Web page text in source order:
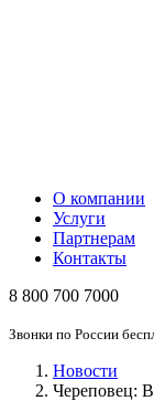
О компании
Услуги
Партнерам
Контакты
8 800 700 7000
Звонки по России
Новости
Череповец: